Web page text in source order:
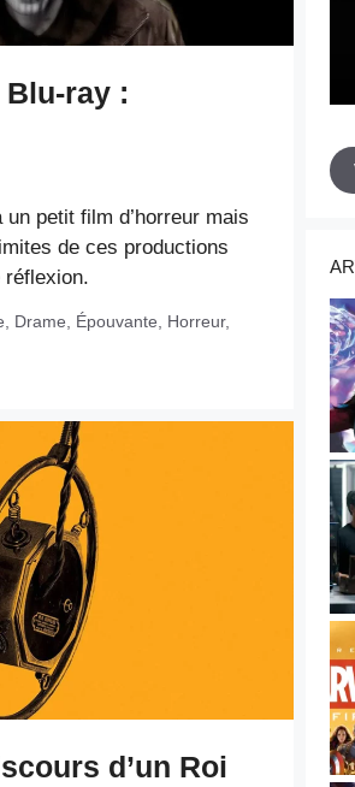
ray :
un petit film d’horreur mais
de ces productions
réflexion.
Drame Épouvante Horreur,
d’un Roi